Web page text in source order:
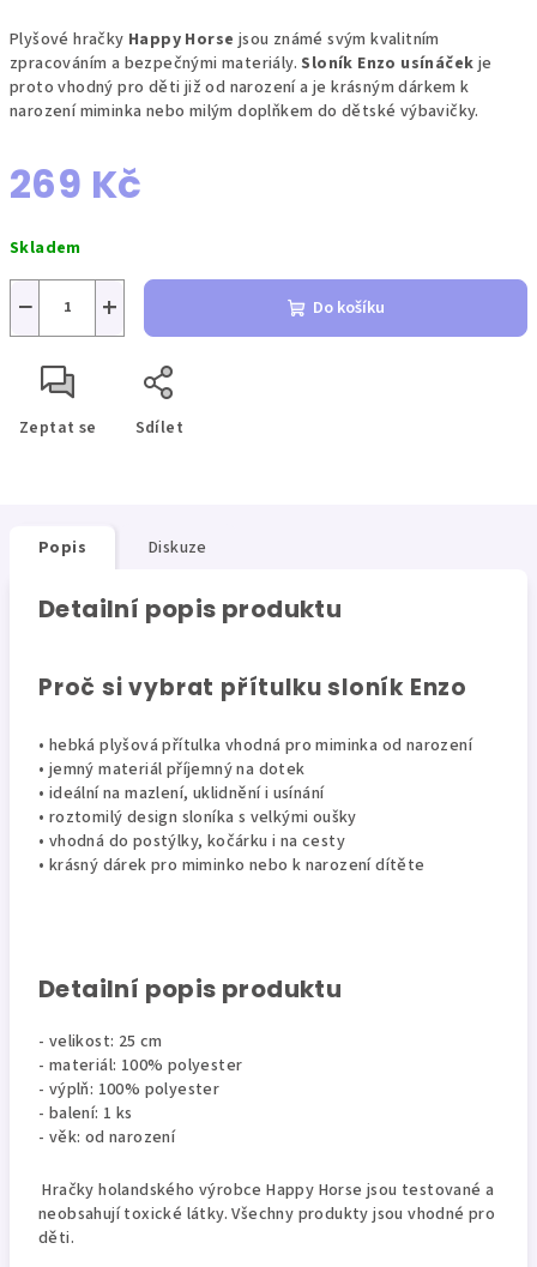
Plyšové hračky Happy Horse jsou známé svým kvalitním
zpracováním a bezpečnými materiály. Sloník Enzo usínáček je
proto vhodný pro děti již od narození a je krásným dárkem k
narození miminka nebo milým doplňkem do dětské výbavičky.
269 Kč
cena:
Skladem
+
− Do košíku
Zeptat se Sdílet
Popis Diskuze
Detailní popis produktu
Proč si vybrat přítulku sloník Enzo
• hebká plyšová přítulka vhodná pro miminka od narození
• jemný materiál příjemný na dotek
• ideální na mazlení, uklidnění i usínání
• roztomilý design sloníka s velkými oušky
• vhodná do postýlky, kočárku i na cesty
• krásný dárek pro miminko nebo k narození dítěte
Detailní popis produktu
- velikost: 25 cm
- materiál: 100% polyester
- výplň: 100% polyester
- balení: 1 ks
- věk: od narození
Hračky holandského výrobce Happy Horse jsou testované a
neobsahují toxické látky. Všechny produkty jsou vhodné pro
děti.